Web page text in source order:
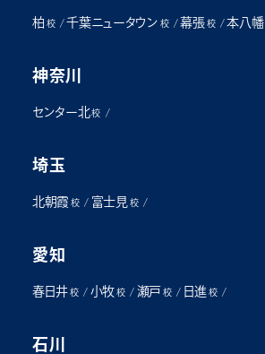
柏 校/千葉ニュータウン 校/幕張 校/本八幡
神奈川
センター北 校 /
埼玉
北朝霞 校/ 富士見 校/
愛知
春日井 校/ 小牧 校/ 瀬戸 校/ 日進 校/
石川